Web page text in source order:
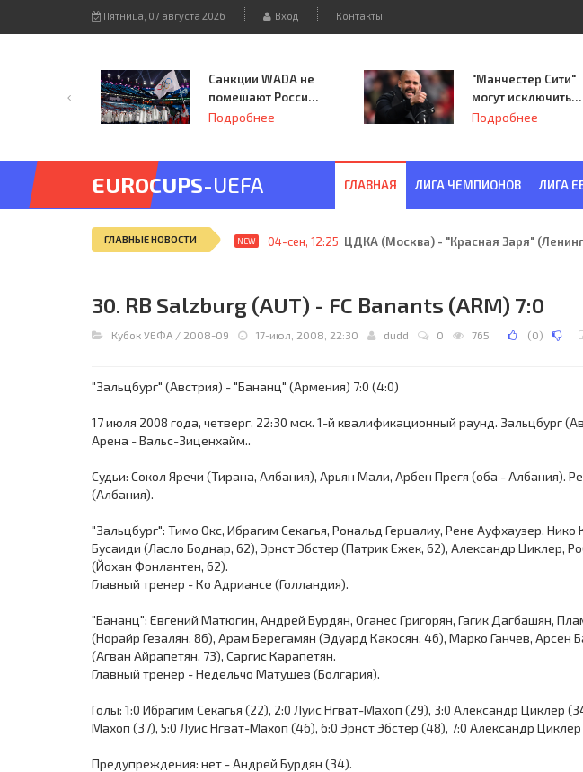
Пятница, 07 августа 2026 Вход Контакты
Санкции WADA не
помешают России
принять
Подробнее
"Манчестер Сити"
могут исключить
из Лиги
Подробнее
EUROCUPS-UEFA ГЛАВНАЯ ЛИГА ЧЕМПИОНОВ ЛИГА
ГЛАВНЫЕ НОВОСТИ NEW 04-сен, 12:25 ЦДКА (Москва) - "Красная Заря"
30. RB Salzburg (AUT) - FC Banants (ARM) 7:0
Кубок УЕФА / 2008-09 17-июл, 2008, 22:30 dudd 0 765 (0)
"Зальцбург" (Австрия) - "Бананц" (Армения) 7:0 (4:0)
17 июля 2008 года, четверг. 22:30 мск. 1-й квалификационный раунд. Зальцбург
Арена - Вальс-Зиценхайм..
Судьи: Сокол Яречи (Тирана, Албания), Арьян Мали, Арбен Прегя (оба - Албания).
(Албания).
"Зальцбург": Тимо Окс, Ибрагим Секагья, Рональд Герцалиу, Рене Ауфхаузер, Нико
Бусаиди (Ласло Боднар, 62), Эрнст Эбстер (Патрик Ежек, 62), Александр Циклер,
(Йохан Фонлантен, 62).
Главный тренер - Ко Адриансе (Голландия).
"Бананц": Евгений Матюгин, Андрей Бурдян, Оганес Григорян, Гагик Дагбашян,
(Норайр Гезалян, 86), Арам Берегамян (Эдуард Какосян, 46), Марко Ганчев, Арсен
(Агван Айрапетян, 73), Саргис Карапетян.
Главный тренер - Недельчо Матушев (Болгария).
Голы: 1:0 Ибрагим Секагья (22), 2:0 Луис Нгват-Махоп (29), 3:0 Александр Циклер
Махоп (37), 5:0 Луис Нгват-Махоп (46), 6:0 Эрнст Эбстер (48), 7:0 Александр Циклер
Предупреждения: нет - Андрей Бурдян (34).